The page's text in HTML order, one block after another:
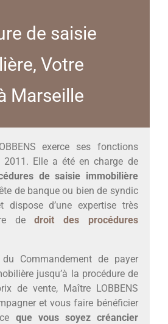
de saisie
Votre
Marseille
exerce ses fonctions
2011. Elle a été en charge de
de saisie immobilière
de banque ou bien de syndic
dispose d’une expertise très
dedroit des procédures
Commandement de payer
jusqu’à la procédure de
de vente, Maître LOBBENS
et vous faire bénéficier
que vous soyez créancier